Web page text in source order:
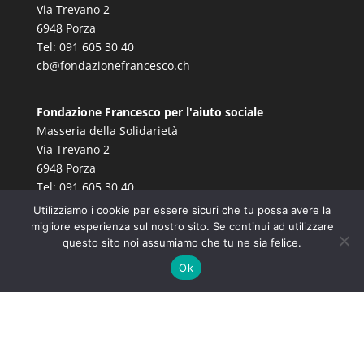
Via Trevano 2
6948 Porza
Tel: 091 605 30 40
cb@fondazionefrancesco.ch
Fondazione Francesco per l'aiuto sociale
Masseria della Solidarietà
Via Trevano 2
6948 Porza
Tel: 091 605 30 40
info@fondazionefrancesco.ch
Utilizziamo i cookie per essere sicuri che tu possa avere la
migliore esperienza sul nostro sito. Se continui ad utilizzare
questo sito noi assumiamo che tu ne sia felice.
Ok